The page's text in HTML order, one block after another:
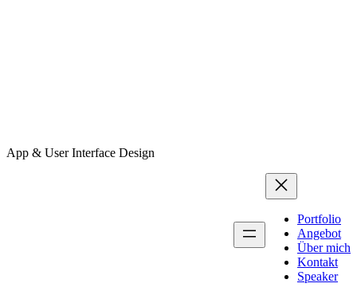
App & User Interface Design
Portfolio
Angebot
Über mich
Kontakt
Speaker